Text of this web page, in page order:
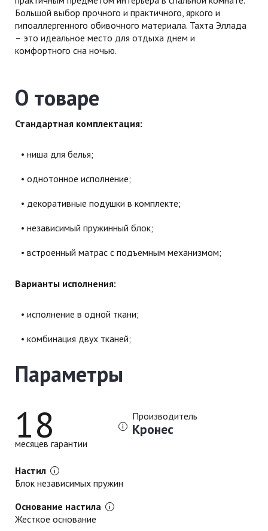
Большой выбор прочного и практичного, яркого и
гипоаллергенного обивочного материала. Тахта Эллада
– это идеальное место для отдыха днем и
комфортного сна ночью.
О товаре
Стандартная комплектация:
ниша для белья;
однотонное исполнение;
декоративные подушки в комплекте;
независимый пружинный блок;
встроенный матрас с подъемным механизмом;
Варианты исполнения:
исполнение в одной ткани;
комбинация двух тканей;
Параметры
Настил
Блок независимых пружин
Основание настила
Жесткое основание
Производитель
Кронес
18
месяцев гарантии